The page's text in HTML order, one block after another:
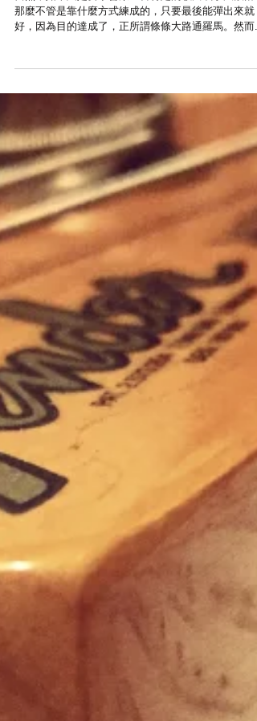
一定要看五線譜嗎？簡譜或TAB
譜不行嗎？彈得出來就好啦！
（1/3）
當然，如果只是要學會某一首特定的歌曲或手法段落
那麼不管是靠什麼方式練成的，只要最後能彈出來就
好，因為目的達成了，正所謂條條大路通羅馬。然而
認為絕大多數的人只要持續彈琴，很快就會食髓知味
想彈的歌曲會從一首變兩首、兩首變四首、四首變八
首，一切會像沙威瑪一樣無性增殖下去，鮮少有人